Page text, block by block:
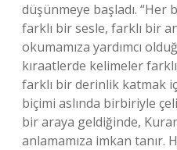
düşünmeye başladı. “Her
farklı bir sesle, farklı bir
okumamıza yardımcı
kıraatlerde kelimeler
farklı bir derinlik katmak
biçimi aslında birbiriyle
bir araya geldiğinde,
anlamamıza imkan tanır.